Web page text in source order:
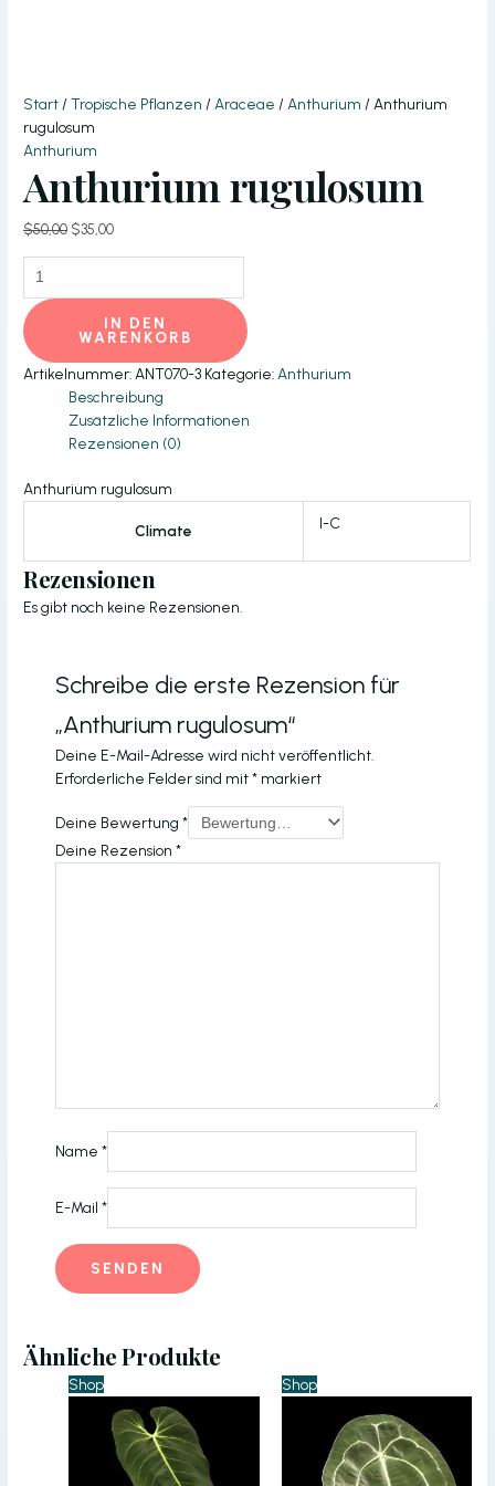
Start /Tropische Pflanzen / Araceae / Anthurium / Anthurium
rugulosum
Anthurium
Anthurium rugulosum
$50,00 Ursprünglicher
$50,00
$35,00Aktueller
$35,00.
Menge
IN DEN
WARENKORB
Artikelnummer: ANT070-3 Kategorie: Anthurium
Beschreibung
Zusätzliche Informationen
Rezensionen (0)
Anthurium rugulosum
Climate I-C
Rezensionen
Es gibt noch keine Rezensionen.
Schreibe die erste Rezension für
„Anthurium rugulosum“
Deine E-Mail-Adresse wird nicht veröffentlicht.
Erforderliche Felder sind mit* markiert
Deine Bewertung*
Deine Rezension*
Name*
E-Mail*
Ähnliche Produkte
Shop Shop